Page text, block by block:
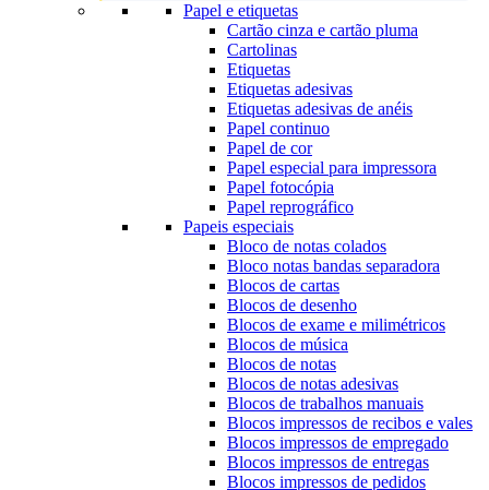
Papel e etiquetas
Cartão cinza e cartão pluma
Cartolinas
Etiquetas
Etiquetas adesivas
Etiquetas adesivas de anéis
Papel continuo
Papel de cor
Papel especial para impressora
Papel fotocópia
Papel reprográfico
Papeis especiais
Bloco de notas colados
Bloco notas bandas separadora
Blocos de cartas
Blocos de desenho
Blocos de exame e milimétricos
Blocos de música
Blocos de notas
Blocos de notas adesivas
Blocos de trabalhos manuais
Blocos impressos de recibos e vales
Blocos impressos de empregado
Blocos impressos de entregas
Blocos impressos de pedidos